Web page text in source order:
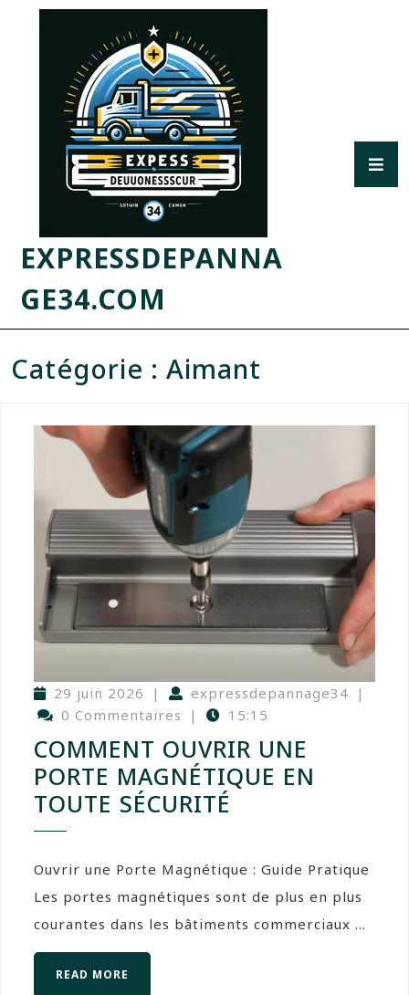
EXPRESSDEPANNA
GE34.COM
Catégorie : Aimant
29 juin 2026 | expressdepannage34 |
0 Commentaires
| 15:15
COMMENT OUVRIR UNE
PORTE MAGNÉTIQUE EN
TOUTE SÉCURITÉ
Ouvrir une Porte Magnétique : Guide Pratique
Les portes magnétiques sont de plus en plus
courantes dans les bâtiments commerciaux ...
READ MORE